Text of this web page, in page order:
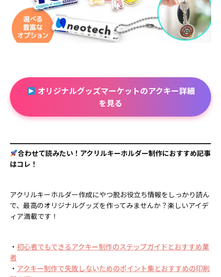
オリジナルグッズマーケットのアクキー詳細
を見る
合わせて読みたい！アクリルキーホルダー制作におすすめ記事
はコレ！
アクリルキーホルダー作成にやつ脱お役立ち情報をしっかり読ん
で、最高のオリジナルグッズを作ってみませんか？楽しいアイデ
ィア満載です！
・ 初心者でもできるアクキー制作のステップガイドとおすすめ業
者
・ アクキー制作で失敗しないためのポイント集とおすすめの印刷